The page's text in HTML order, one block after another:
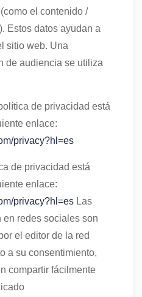
el contenido /
Estos datos ayudan a
sitio web. Una
de audiencia se utiliza
de privacidad está
enlace:
privacy?hl=es
de privacidad está
enlace:
privacy?hl=es Las
redes sociales son
el editor de la red
a su consentimiento,
compartir fácilmente